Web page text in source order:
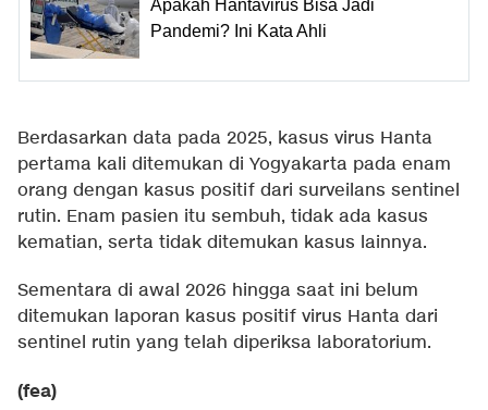
Apakah Hantavirus Bisa Jadi
Pandemi? Ini Kata Ahli
Berdasarkan data pada 2025, kasus virus Hanta
pertama kali ditemukan di Yogyakarta pada enam
orang dengan kasus positif dari surveilans sentinel
rutin. Enam pasien itu sembuh, tidak ada kasus
kematian, serta tidak ditemukan kasus lainnya.
Sementara di awal 2026 hingga saat ini belum
ditemukan laporan kasus positif virus Hanta dari
sentinel rutin yang telah diperiksa laboratorium.
(fea)